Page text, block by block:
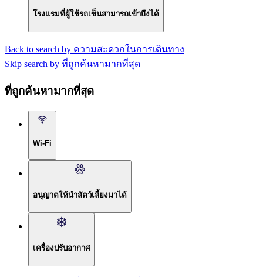
โรงแรมที่ผู้ใช้รถเข็นสามารถเข้าถึงได้
Back to search by ความสะดวกในการเดินทาง
Skip search by ที่ถูกค้นหามากที่สุด
ที่ถูกค้นหามากที่สุด
Wi-Fi
อนุญาตให้นำสัตว์เลี้ยงมาได้
เครื่องปรับอากาศ